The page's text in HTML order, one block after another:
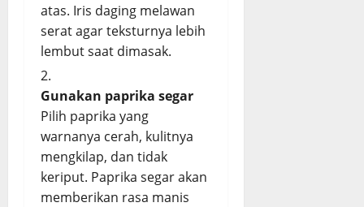
atas. Iris daging melawan
serat agar teksturnya lebih
lembut saat dimasak.
Gunakan paprika segar
Pilih paprika yang
warnanya cerah, kulitnya
mengkilap, dan tidak
keriput. Paprika segar akan
memberikan rasa manis